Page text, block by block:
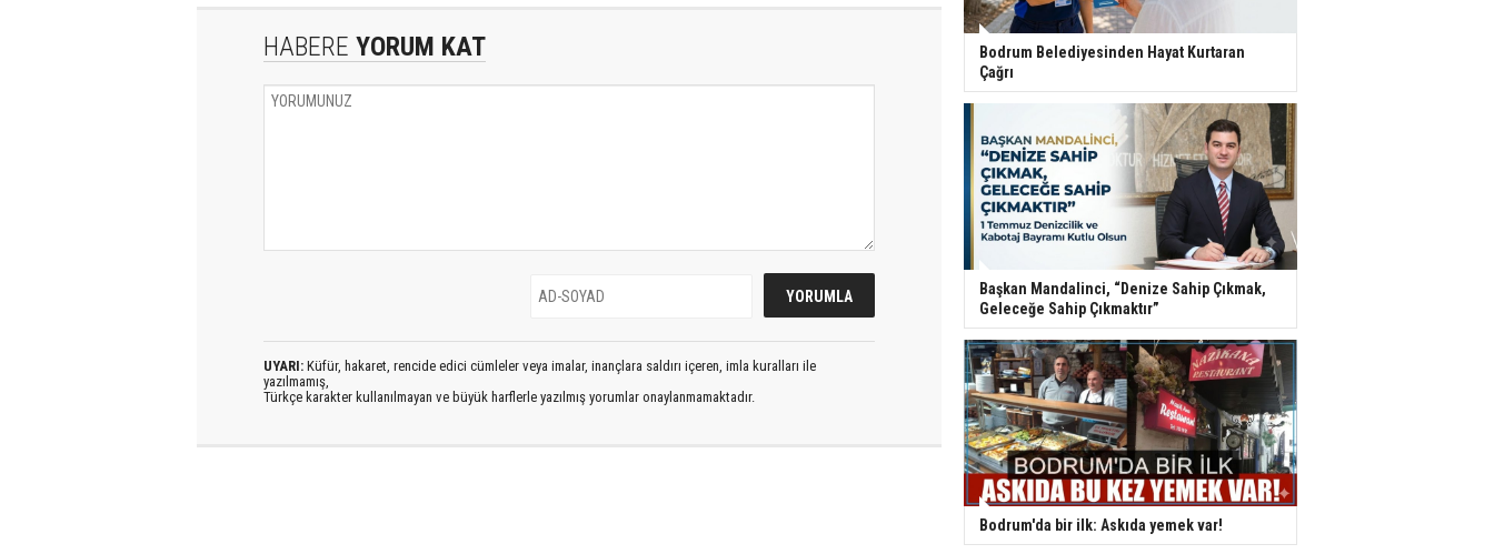
HABERE YORUM KAT
UYARI: Küfür, hakaret, rencide edici cümleler veya imalar, inançlara saldırı içeren, imla kuralları ile
yazılmamış,
Türkçe karakter kullanılmayan ve büyük harflerle yazılmış yorumlar onaylanmamaktadır.
Bodrum Belediyesinden Hayat Kurtaran
Çağrı
Başkan Mandalinci, “Denize Sahip Çıkmak,
Geleceğe Sahip Çıkmaktır”
Bodrum'da bir ilk: Askıda yemek var!